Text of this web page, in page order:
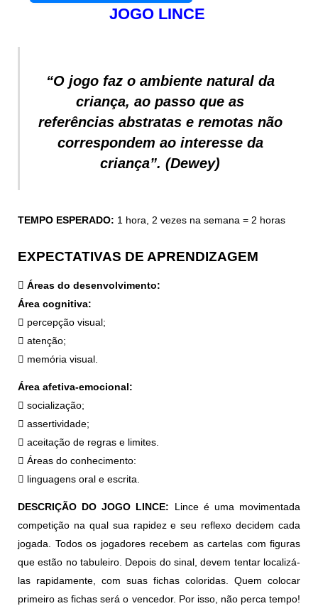
JOGO LINCE
“O jogo faz o ambiente natural da
criança, ao passo que as
referências abstratas e remotas não
correspondem ao interesse da
criança”. (Dewey)
TEMPO ESPERADO: 1 hora, 2 vezes na semana = 2 horas
EXPECTATIVAS DE APRENDIZAGEM
 Áreas do desenvolvimento:
Área cognitiva:
 percepção visual;
 atenção;
 memória visual.
Área afetiva-emocional:
 socialização;
 assertividade;
 aceitação de regras e limites.
 Áreas do conhecimento:
 linguagens oral e escrita.
DESCRIÇÃO DO JOGO LINCE: Lince é uma movimentada
competição na qual sua rapidez e seu reflexo decidem cada
jogada. Todos os jogadores recebem as cartelas com figuras
que estão no tabuleiro. Depois do sinal, devem tentar localizá-
las rapidamente, com suas fichas coloridas. Quem colocar
primeiro as fichas será o vencedor. Por isso, não perca tempo!